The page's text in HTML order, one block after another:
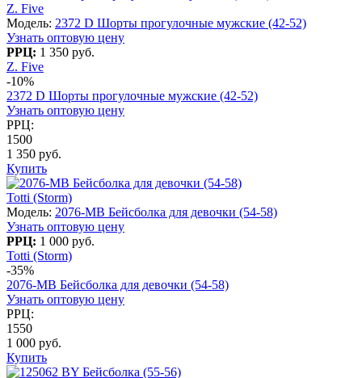
Z. Five
Модель: 2372 D Шорты прогулочные мужские (42-52)
Узнать оптовую цену
РРЦ: 1 350 руб.
Z. Five
-10%
2372 D Шорты прогулочные мужские (42-52)
Узнать оптовую цену
РРЦ:
1500
1 350 руб.
Купить
Totti (Storm)
Модель: 2076-МВ Бейсболка для девочки (54-58)
Узнать оптовую цену
РРЦ: 1 000 руб.
Totti (Storm)
-35%
2076-МВ Бейсболка для девочки (54-58)
Узнать оптовую цену
РРЦ:
1550
1 000 руб.
Купить